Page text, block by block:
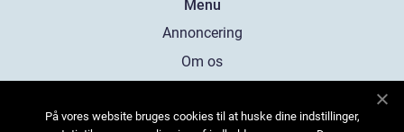
Menu
Annoncering
Om os
Kontakt os
På vores website bruges cookies til at huske dine indstillinger,